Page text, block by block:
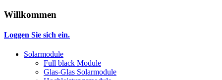
Willkommen
Loggen Sie sich ein.
Solarmodule
Full black Module
Glas-Glas Solarmodule